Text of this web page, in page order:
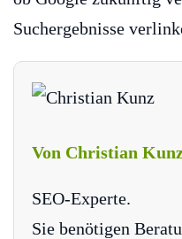
Suchergebnisse
Von Christian
SEO-Experte.
Sie benötigen